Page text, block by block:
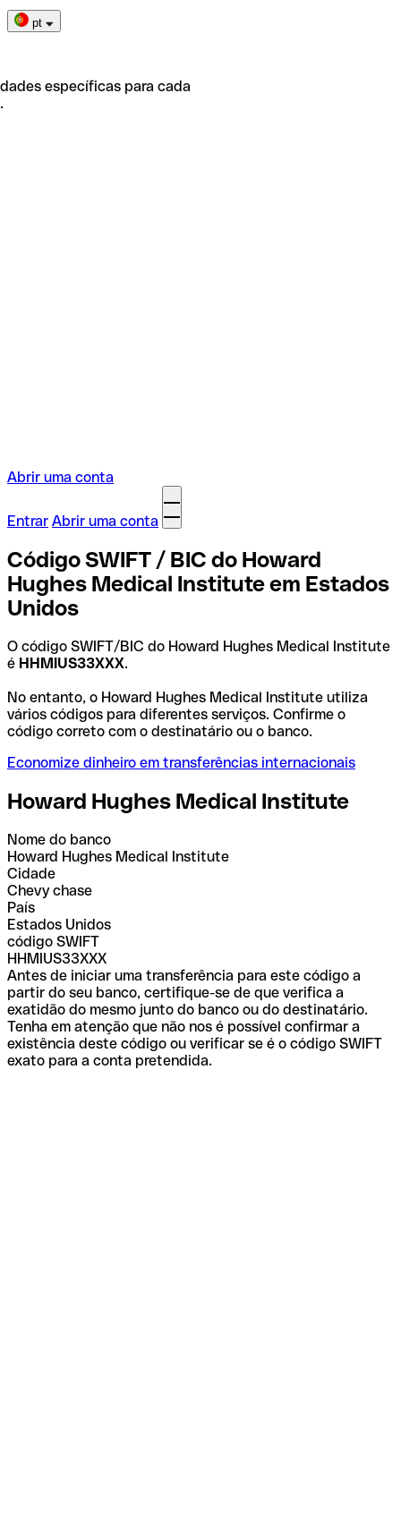
pt
específicas para cada
Abrir uma conta
Entrar Abrir uma conta
Código SWIFT / BIC do Howard
Hughes Medical Institute em Estados
Unidos
O código SWIFT/BIC do Howard Hughes Medical Institute
é HHMIUS33XXX.
No entanto, o Howard Hughes Medical Institute utiliza
vários códigos para diferentes serviços. Confirme o
código correto com o destinatário ou o banco.
Economize dinheiro em transferências internacionais
Howard Hughes Medical Institute
Nome do banco
Howard Hughes Medical Institute
Cidade
Chevy chase
País
Estados Unidos
código SWIFT
HHMIUS33XXX
Antes de iniciar uma transferência para este código a
partir do seu banco, certifique-se de que verifica a
exatidão do mesmo junto do banco ou do destinatário.
Tenha em atenção que não nos é possível confirmar a
existência deste código ou verificar se é o código SWIFT
exato para a conta pretendida.